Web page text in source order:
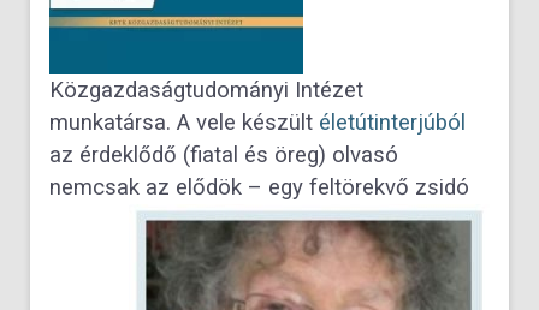
Közgazdaságtudományi Intézet
munkatársa. A vele készült életútinterjúból
az érdeklődő (fiatal és öreg) olvasó
nemcsak az elődök – egy feltörekvő zsidó